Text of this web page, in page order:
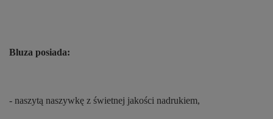
Bluza posiada:
- naszytą naszywkę z świetnej jakości nadrukiem,